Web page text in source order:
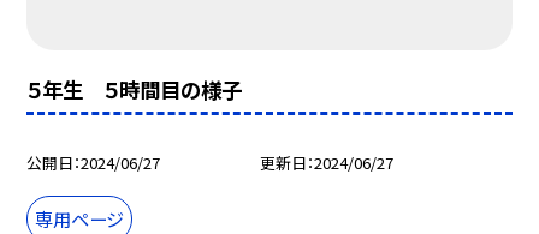
５年生 ５時間目の様子
公開日 2024/06/27 更新日 2024/06/27
専用ページ